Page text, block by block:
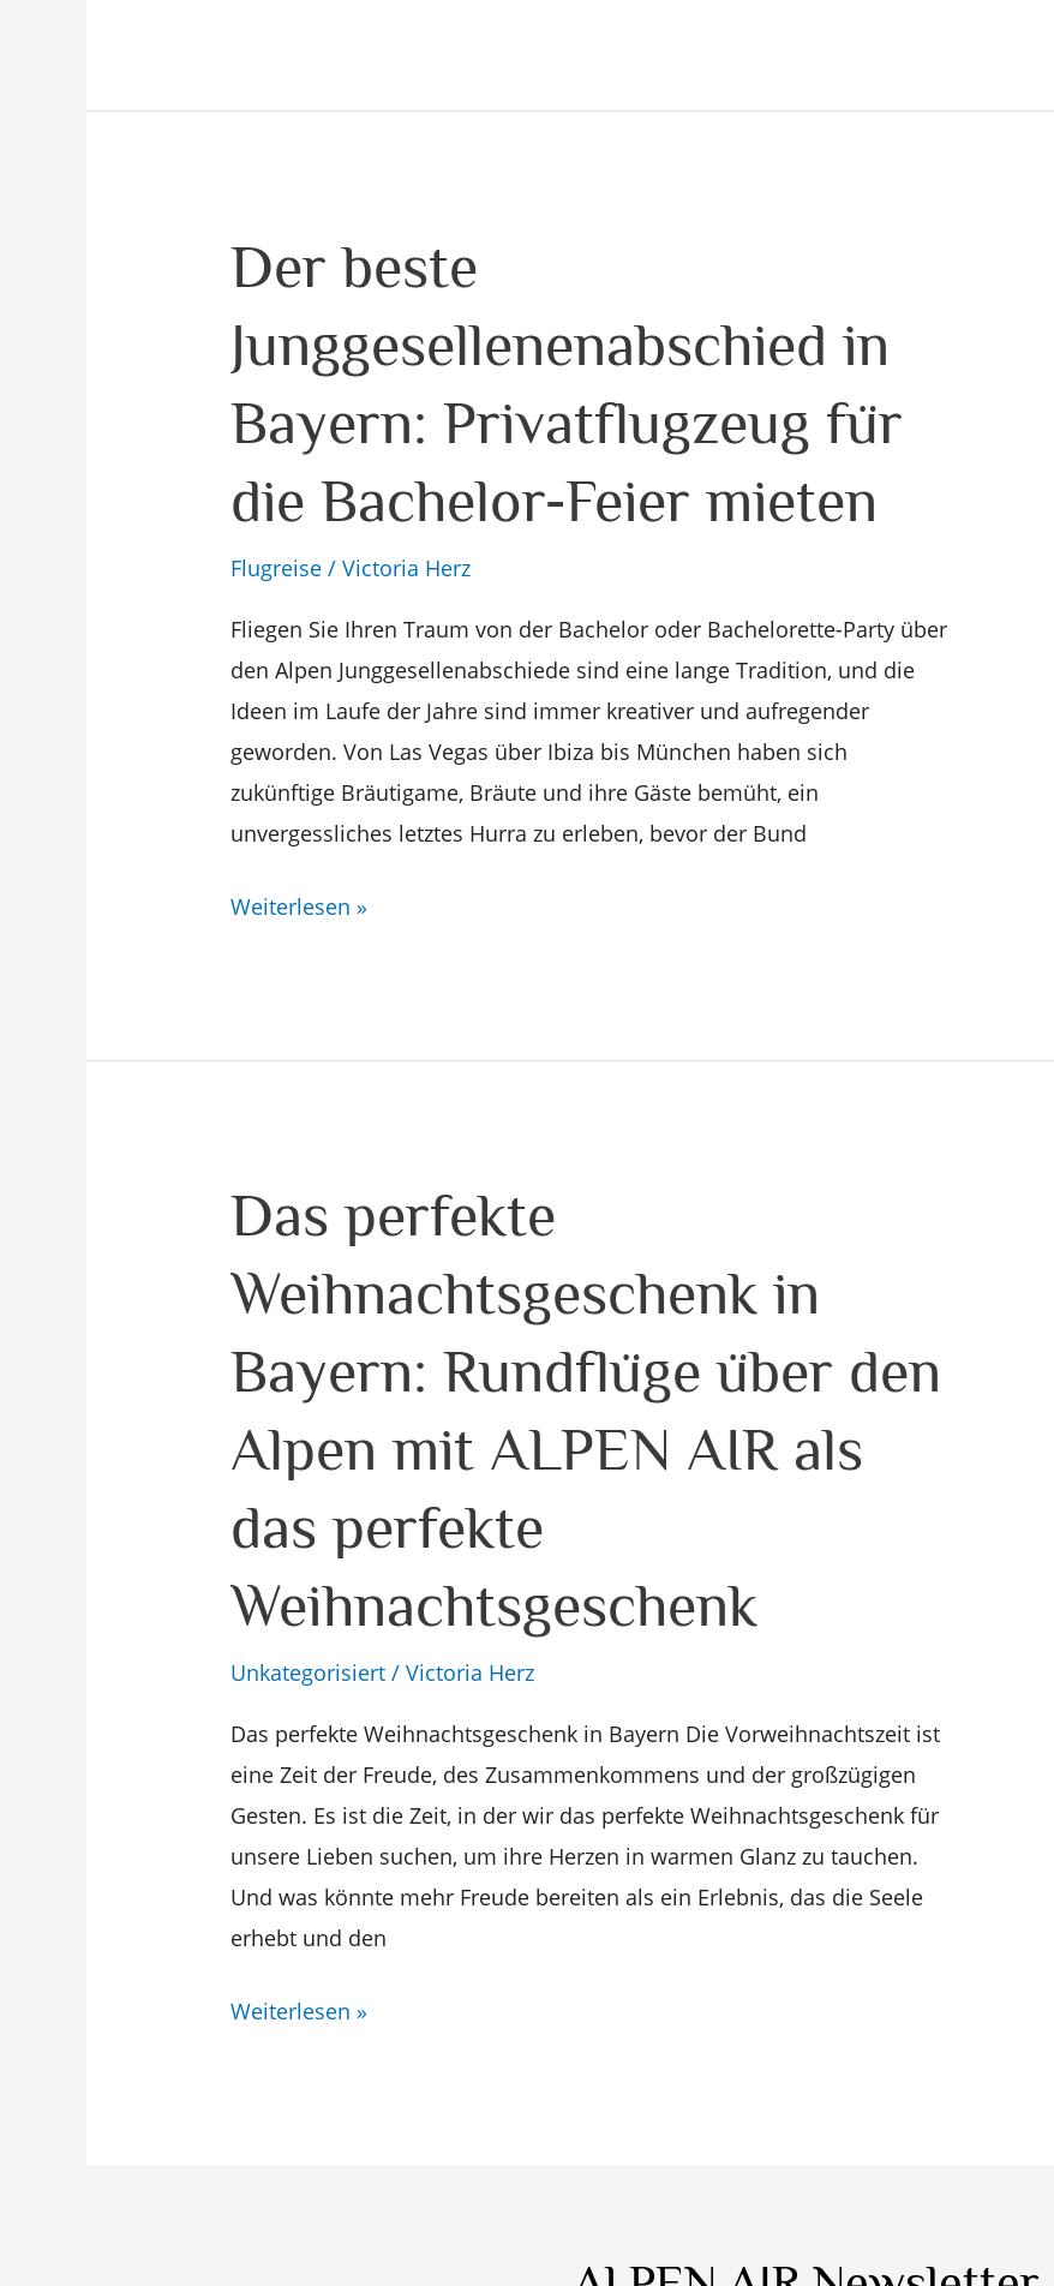
Der beste
Junggesellenenabschied in
Bayern: Privatflugzeug für
die Bachelor-Feier mieten
Flugreise /Victoria Herz
Fliegen Sie Ihren Traum von der Bachelor oder Bachelorette-Party über
den Alpen Junggesellenabschiede sind eine lange Tradition, und die
Ideen im Laufe der Jahre sind immer kreativer und aufregender
geworden. Von Las Vegas über Ibiza bis München haben sich
zukünftige Bräutigame, Bräute und ihre Gäste bemüht, ein
unvergessliches letztes Hurra zu erleben, bevor der Bund
Der
beste
Junggesellenenabschied
in
Bayern:
Privatflugzeug
für
Bachelor-
Feier
mieten
Weiterlesen »
Das perfekte
Weihnachtsgeschenk in
Bayern: Rundflüge über den
Alpen mit ALPEN AIR als
das perfekte
Weihnachtsgeschenk
Unkategorisiert /Victoria Herz
Das perfekte Weihnachtsgeschenk in Bayern Die Vorweihnachtszeit ist
eine Zeit der Freude, des Zusammenkommens und der großzügigen
Gesten. Es ist die Zeit, in der wir das perfekte Weihnachtsgeschenk für
unsere Lieben suchen, um ihre Herzen in warmen Glanz zu tauchen.
Und was könnte mehr Freude bereiten als ein Erlebnis, das die Seele
erhebt und den
Das
perfekte
Weihnachtsgeschenk
in
Bayern:
Rundflüge
über
Alpen
ALPEN
als
das
perfekte
Weihnachtsgeschenk
Weiterlesen »